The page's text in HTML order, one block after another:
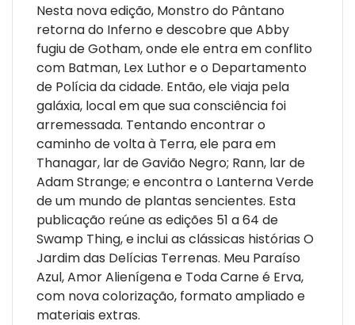
Nesta nova edição, Monstro do Pântano
retorna do Inferno e descobre que Abby
fugiu de Gotham, onde ele entra em conflito
com Batman, Lex Luthor e o Departamento
de Polícia da cidade. Então, ele viaja pela
galáxia, local em que sua consciência foi
arremessada. Tentando encontrar o
caminho de volta à Terra, ele para em
Thanagar, lar de Gavião Negro; Rann, lar de
Adam Strange; e encontra o Lanterna Verde
de um mundo de plantas sencientes. Esta
publicação reúne as edições 51 a 64 de
Swamp Thing, e inclui as clássicas histórias O
Jardim das Delícias Terrenas. Meu Paraíso
Azul, Amor Alienígena e Toda Carne é Erva,
com nova colorização, formato ampliado e
materiais extras.